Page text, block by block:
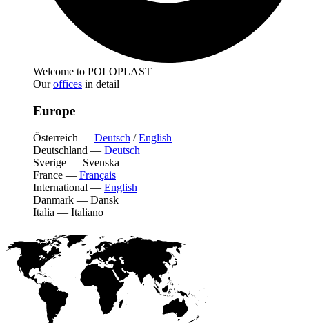
Welcome to POLOPLAST
Ouroffices in detail
Europe
Österreich — Deutsch /English
Deutschland — Deutsch
Sverige — Svenska
France — Français
International — English
Danmark — Dansk
Italia — Italiano